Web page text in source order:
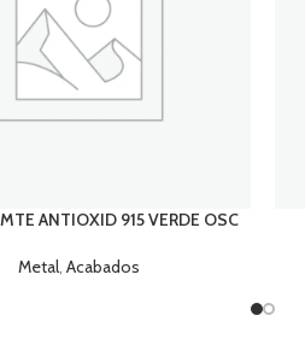
ANTIOXID 915 VERDE OSC
Metal, Acabados